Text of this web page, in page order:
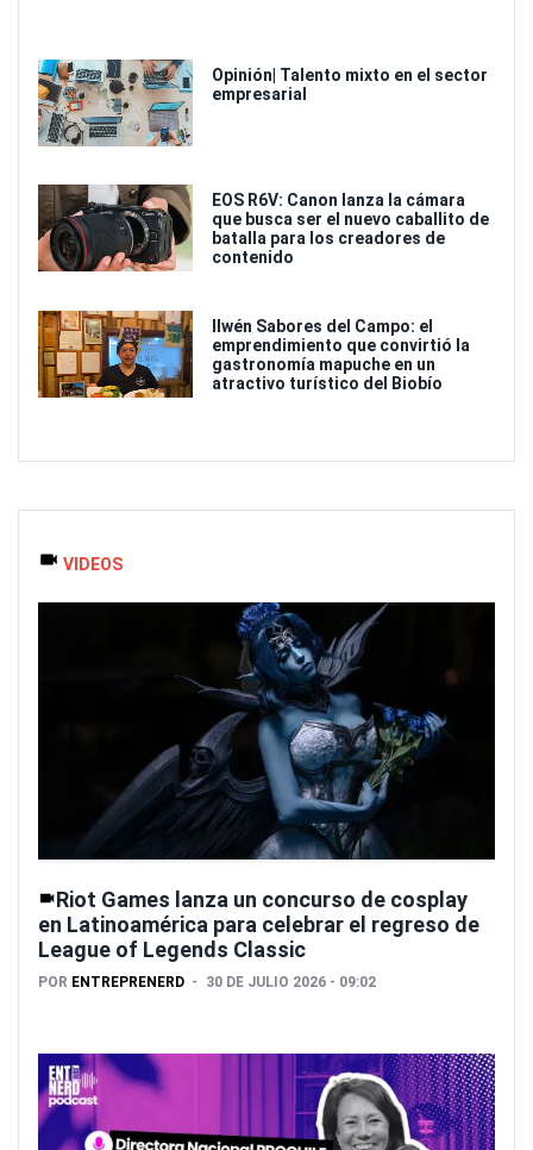
Opinión| Talento mixto en el sector
empresarial
EOS R6V: Canon lanza la cámara
que busca ser el nuevo caballito de
batalla para los creadores de
contenido
Ilwén Sabores del Campo: el
emprendimiento que convirtió la
gastronomía mapuche en un
atractivo turístico del Biobío
VIDEOS
Riot Games lanza un concurso de cosplay
en Latinoamérica para celebrar el regreso de
League of Legends Classic
POR ENTREPRENERD 30 DE JULIO 2026 - 09:02